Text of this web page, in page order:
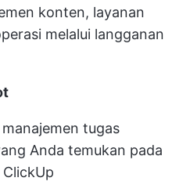
konten, layanan
melalui langganan
tugas
Anda temukan pada